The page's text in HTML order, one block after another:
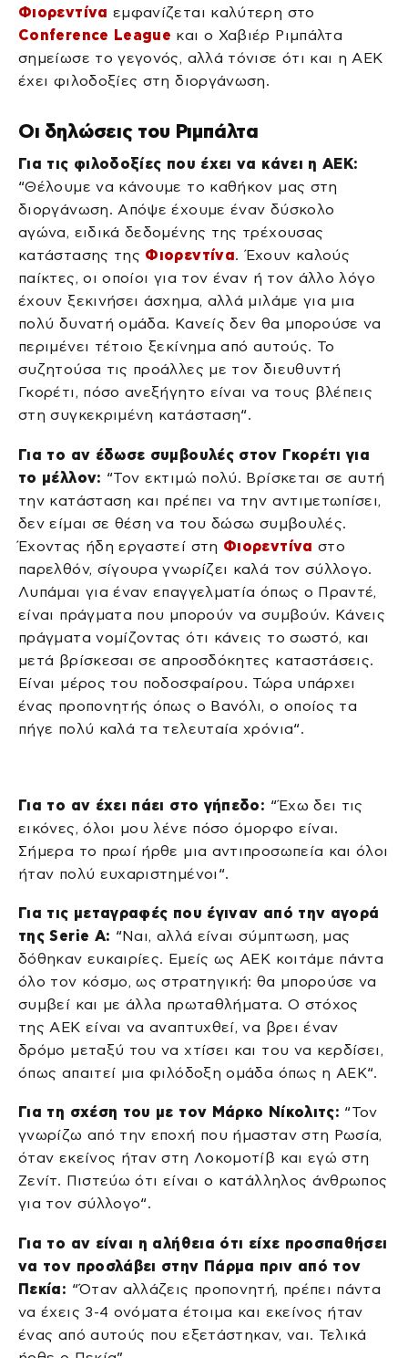
Φιορεντίνα εμφανίζεται καλύτερη στο
Conference League και ο Χαβιέρ Ριμπάλτα
σημείωσε το γεγονός, αλλά τόνισε ότι και η ΑΕΚ
έχει φιλοδοξίες στη διοργάνωση.
Οι δηλώσεις του Ριμπάλτα
Για τις φιλοδοξίες που έχει να κάνει η ΑΕΚ:
“Θέλουμε να κάνουμε το καθήκον μας στη
διοργάνωση. Απόψε έχουμε έναν δύσκολο
αγώνα, ειδικά δεδομένης της τρέχουσας
κατάστασης της Φιορεντίνα. Έχουν καλούς
παίκτες, οι οποίοι για τον έναν ή τον άλλο λόγο
έχουν ξεκινήσει άσχημα, αλλά μιλάμε για μια
πολύ δυνατή ομάδα. Κανείς δεν θα μπορούσε να
περιμένει τέτοιο ξεκίνημα από αυτούς. Το
συζητούσα τις προάλλες με τον διευθυντή
Γκορέτι, πόσο ανεξήγητο είναι να τους βλέπεις
στη συγκεκριμένη κατάσταση“.
Για το αν έδωσε συμβουλές στον Γκορέτι για
το μέλλον: “Τον εκτιμώ πολύ. Βρίσκεται σε αυτή
την κατάσταση και πρέπει να την αντιμετωπίσει,
δεν είμαι σε θέση να του δώσω συμβουλές.
Έχοντας ήδη εργαστεί στη Φιορεντίνα στο
παρελθόν, σίγουρα γνωρίζει καλά τον σύλλογο.
Λυπάμαι για έναν επαγγελματία όπως ο Πραντέ,
είναι πράγματα που μπορούν να συμβούν. Κάνεις
πράγματα νομίζοντας ότι κάνεις το σωστό, και
μετά βρίσκεσαι σε απροσδόκητες καταστάσεις.
Είναι μέρος του ποδοσφαίρου. Τώρα υπάρχει
ένας προπονητής όπως ο Βανόλι, ο οποίος τα
πήγε πολύ καλά τα τελευταία χρόνια“.
Για το αν έχει πάει στο γήπεδο: “Έχω δει τις
εικόνες, όλοι μου λένε πόσο όμορφο είναι.
Σήμερα το πρωί ήρθε μια αντιπροσωπεία και όλοι
ήταν πολύ ευχαριστημένοι“.
Για τις μεταγραφές που έγιναν από την αγορά
της Serie A: “Ναι, αλλά είναι σύμπτωση, μας
δόθηκαν ευκαιρίες. Εμείς ως AEK κοιτάμε πάντα
όλο τον κόσμο, ως στρατηγική: θα μπορούσε να
συμβεί και με άλλα πρωταθλήματα. Ο στόχος
της AEK είναι να αναπτυχθεί, να βρει έναν
δρόμο μεταξύ του να χτίσει και του να κερδίσει,
όπως απαιτεί μια φιλόδοξη ομάδα όπως η ΑΕΚ“.
Για τη σχέση του με τον Μάρκο Νίκολιτς: “Τον
γνωρίζω από την εποχή που ήμασταν στη Ρωσία,
όταν εκείνος ήταν στη Λοκομοτίβ και εγώ στη
Ζενίτ. Πιστεύω ότι είναι ο κατάλληλος άνθρωπος
για τον σύλλογο“.
Για το αν είναι η αλήθεια ότι είχε προσπαθήσει
να τον προσλάβει στην Πάρμα πριν από τον
Πεκία: “Όταν αλλάζεις προπονητή, πρέπει πάντα
να έχεις 3-4 ονόματα έτοιμα και εκείνος ήταν
ένας από αυτούς που εξετάστηκαν, ναι. Τελικά